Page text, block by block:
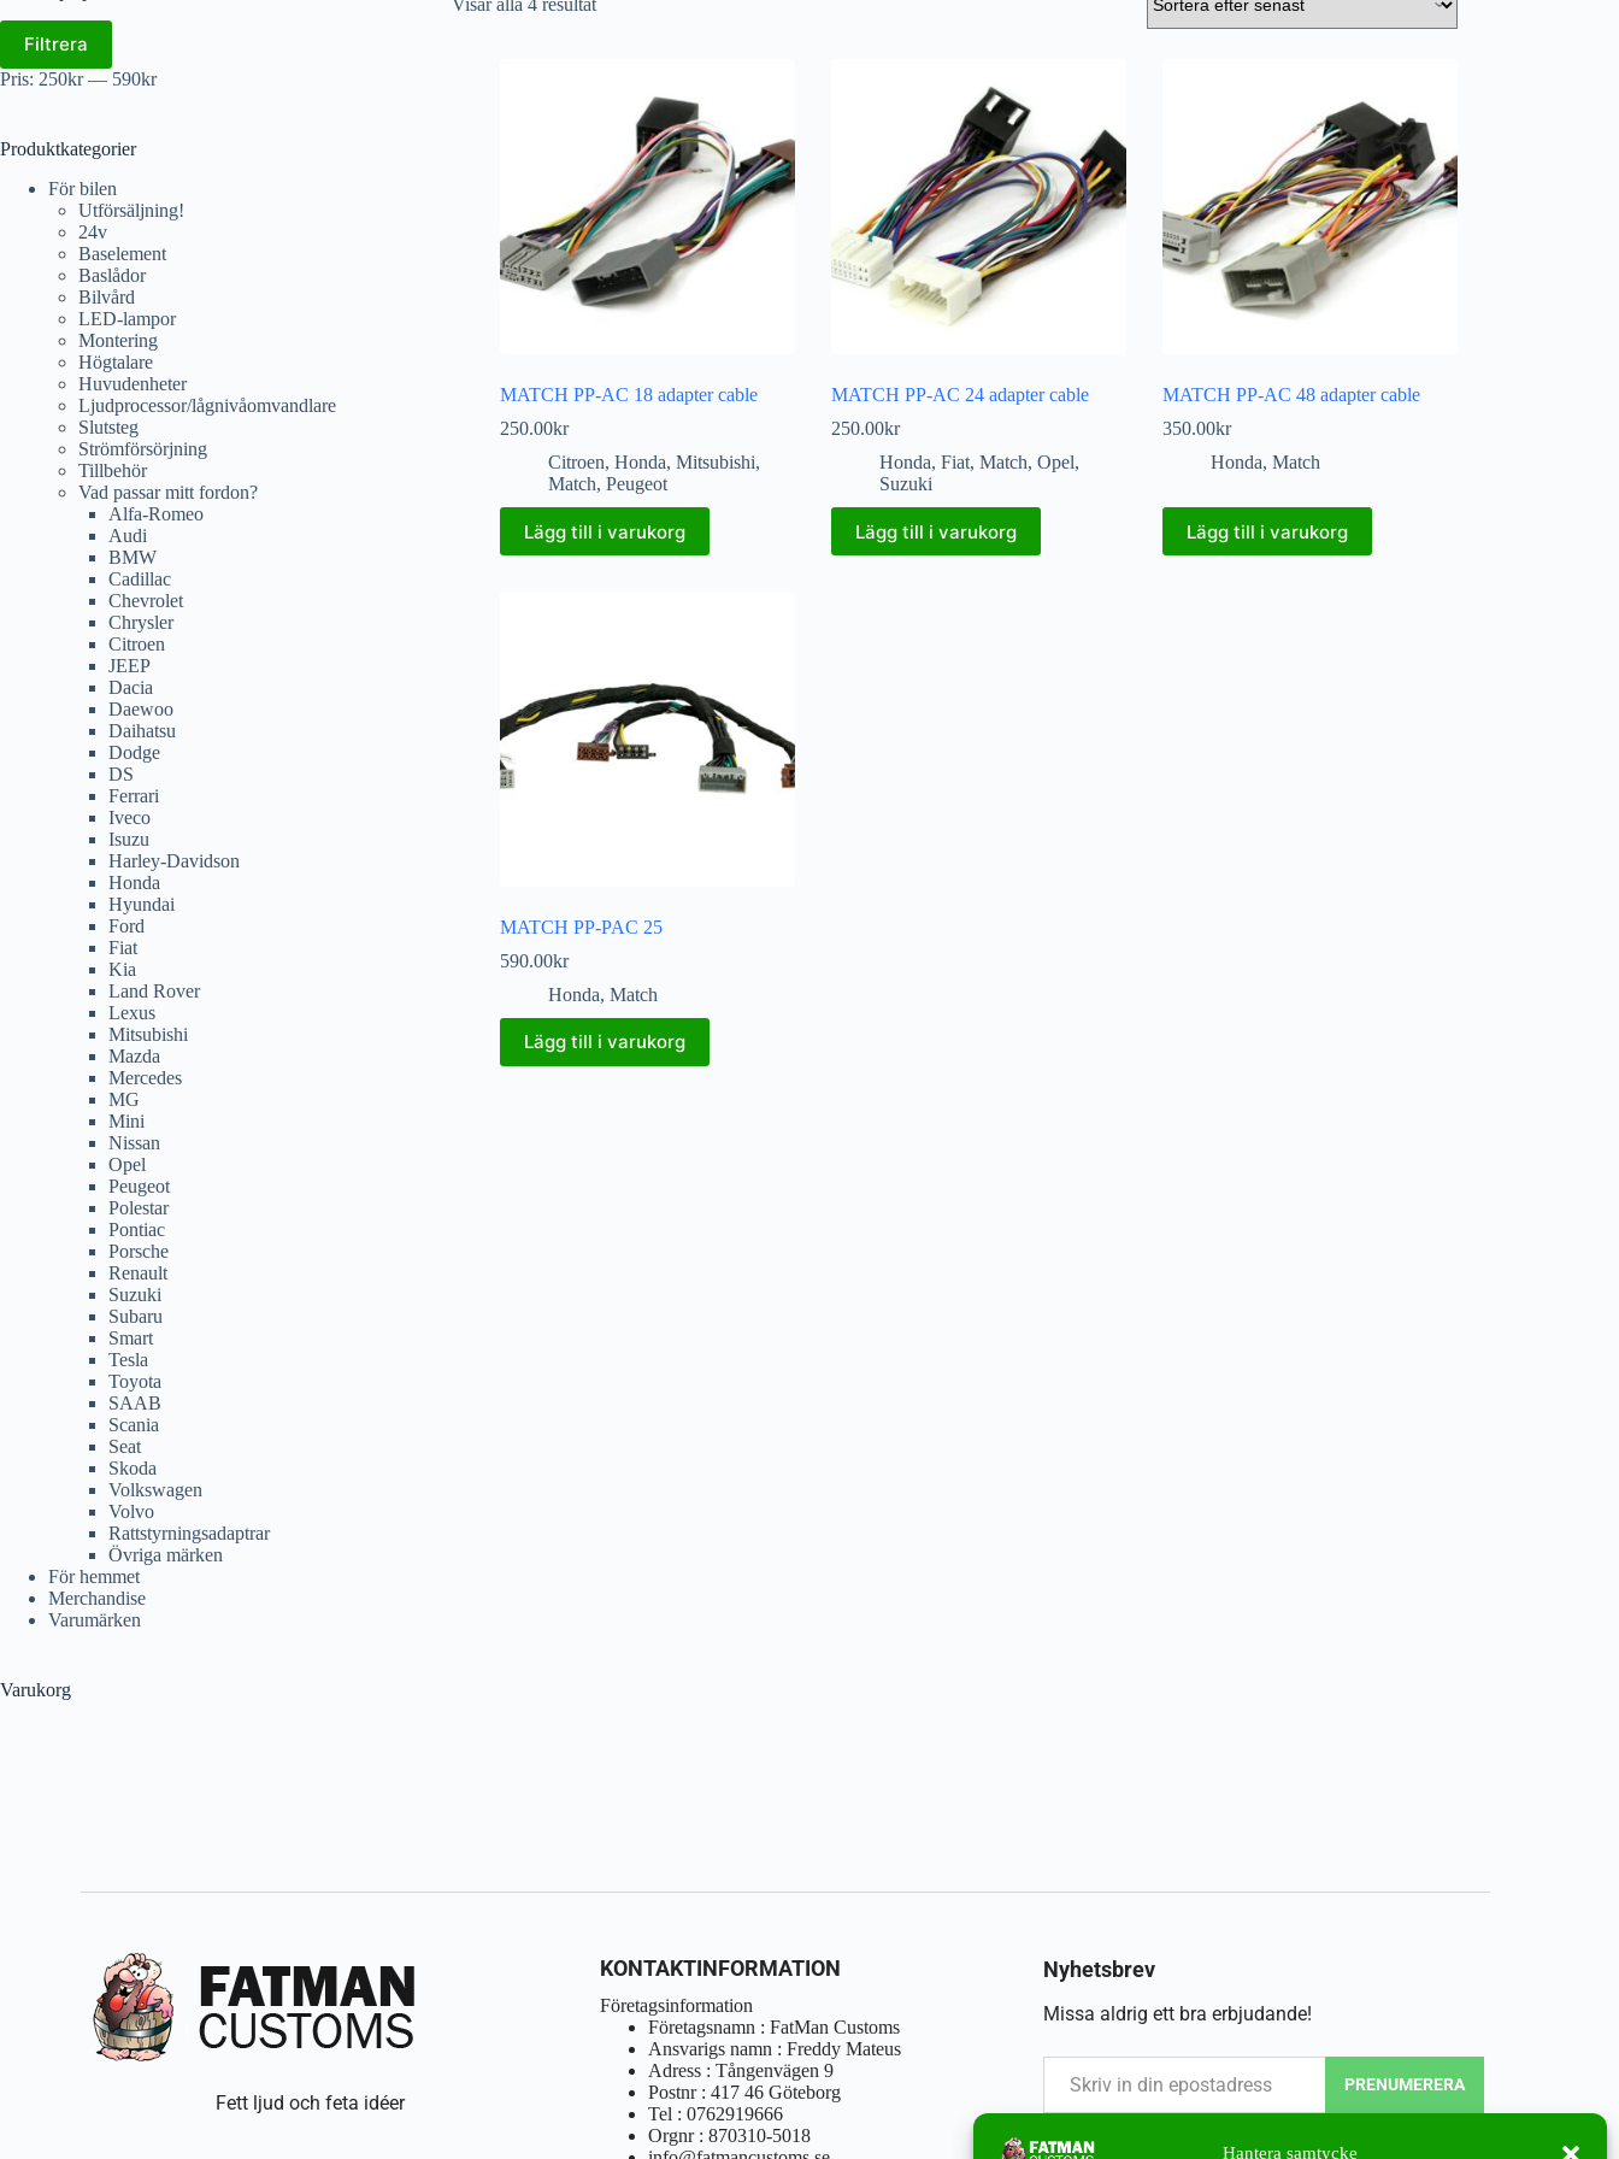
Hantera samtycke
Visar alla 4 resultat
MATCH PP-AC 18 adapter cable
250.00kr
Citroen, Honda, Mitsubishi,
Match, Peugeot
Lägg till i varukorg
MATCH PP-AC 24 adapter cable
250.00kr
Honda, Fiat, Match, Opel,
Suzuki
Lägg till i varukorg
MATCH PP-AC 48 adapter cable
350.00kr
Honda, Match
Lägg till i varukorg
MATCH PP-PAC 25
590.00kr
Honda, Match
Lägg till i varukorg
Filtrera
Pris: 250kr— 590kr
Produktkategorier
För bilen
Utförsäljning!
24v
Baselement
Baslådor
Bilvård
LED-lampor
Montering
Högtalare
Huvudenheter
Ljudprocessor/lågnivåomvandlare
Slutsteg
Strömförsörjning
Tillbehör
Vad passar mitt fordon?
Alfa-Romeo
Audi
BMW
Cadillac
Chevrolet
Chrysler
Citroen
JEEP
Dacia
Daewoo
Daihatsu
Dodge
DS
Ferrari
Iveco
Isuzu
Harley-Davidson
Honda
Hyundai
Ford
Fiat
Kia
Land Rover
Lexus
Mitsubishi
Mazda
Mercedes
MG
Mini
Nissan
Opel
Peugeot
Polestar
Pontiac
Porsche
Renault
Suzuki
Subaru
Smart
Tesla
Toyota
SAAB
Scania
Seat
Skoda
Volkswagen
Volvo
Rattstyrningsadaptrar
Övriga märken
För hemmet
Merchandise
Varumärken
Varukorg
Fett ljud och feta idéer
KONTAKTINFORMATION
Företagsinformation
Företagsnamn : FatMan Customs
Ansvarigs namn : Freddy Mateus
Adress : Tångenvägen 9
Postnr : 417 46 Göteborg
Tel : 0762919666
Orgnr : 870310-5018
Nyhetsbrev
Missa aldrig ett bra erbjudande!
PRENUMERERA